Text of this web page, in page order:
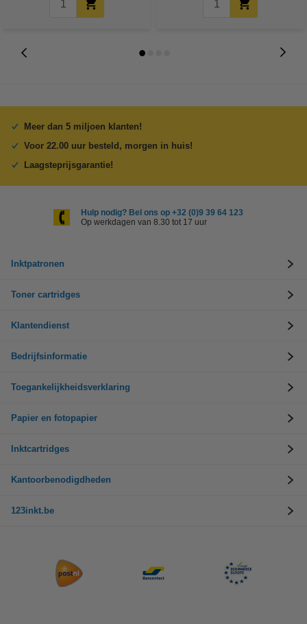
Meer dan 5 miljoen klanten!
Voor 22.00 uur besteld, morgen in huis!
Laagsteprijsgarantie!
Hulp nodig? Bel ons op +32 (0)9 39 64 123
Op werkdagen van 8.30 tot 17 uur
Inktpatronen
Toner cartridges
Klantendienst
Bedrijfsinformatie
Toegankelijkheidsverklaring
Papier en fotopapier
Inktcartridges
Kantoorbenodigdheden
123inkt.be